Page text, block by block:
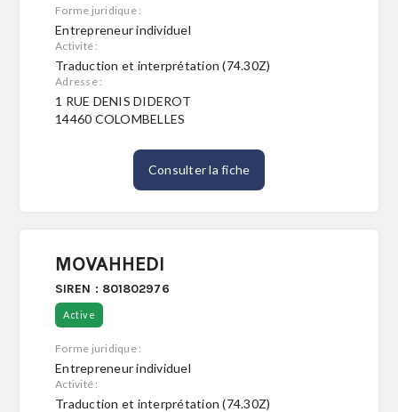
Forme juridique :
Entrepreneur individuel
Activité :
Traduction et interprétation (74.30Z)
Adresse :
1 RUE DENIS DIDEROT
14460 COLOMBELLES
Consulter la fiche
MOVAHHEDI
SIREN : 801802976
Active
Forme juridique :
Entrepreneur individuel
Activité :
Traduction et interprétation (74.30Z)